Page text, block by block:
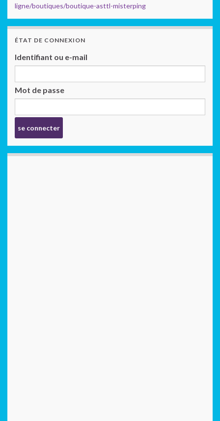
ligne/boutiques/boutique-asttl-misterping
ÉTAT DE CONNEXION
Identifiant ou e-mail
Mot de passe